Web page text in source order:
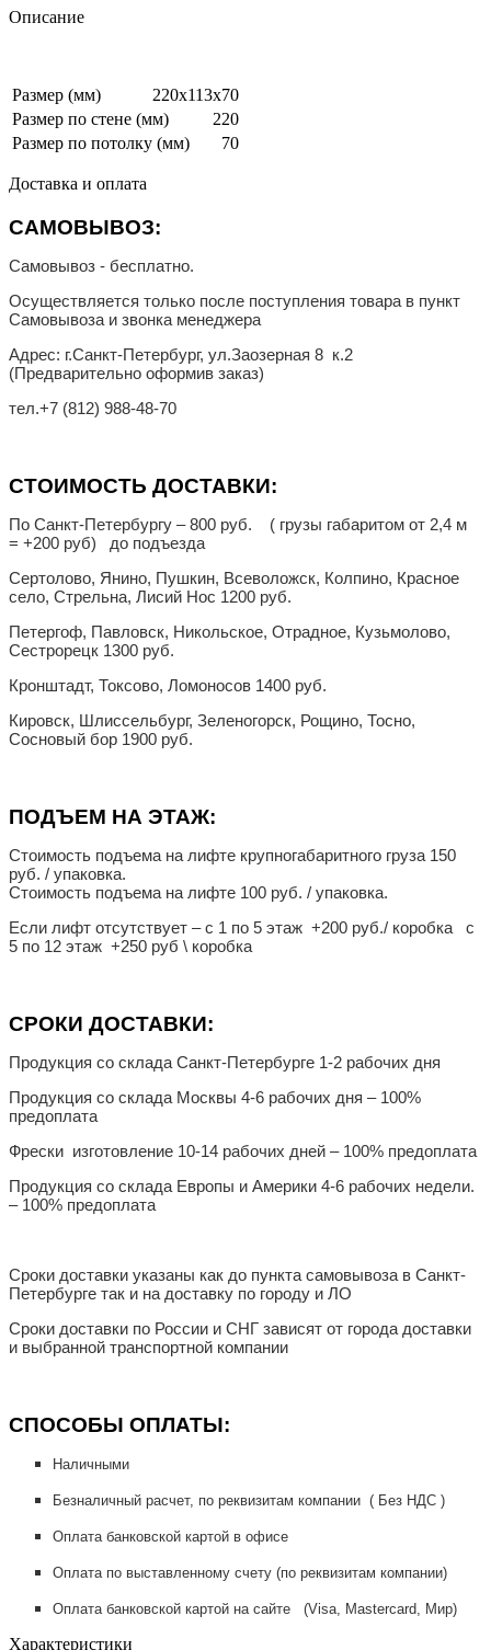
Описание
Размер (мм)
220x113x70
Размер по стене (мм) 220
Размер по потолку (мм)
70
Доставка и оплата
САМОВЫВОЗ:
Самовывоз - бесплатно.
Осуществляется только после поступления товара в пункт
Самовывоза и звонка менеджера
Адрес: г.Санкт-Петербург, ул.Заозерная 8 к.2
(Предварительно оформив заказ)
тел.+7 (812) 988-48-70
СТОИМОСТЬ ДОСТАВКИ:
По Санкт-Петербургу – 800 руб. ( грузы габаритом от 2,4 м
= +200 руб) до подъезда
Сертолово, Янино, Пушкин, Всеволожск, Колпино, Красное
село, Стрельна, Лисий Нос 1200 руб.
Петергоф, Павловск, Никольское, Отрадное, Кузьмолово,
Сестрорецк 1300 руб.
Кронштадт, Токсово, Ломоносов 1400 руб.
Кировск, Шлиссельбург, Зеленогорск, Рощино, Тосно,
Сосновый бор 1900 руб.
ПОДЪЕМ НА ЭТАЖ:
Стоимость подъема на лифте крупногабаритного груза 150
руб. / упаковка.
Стоимость подъема на лифте 100 руб. / упаковка.
Если лифт отсутствует – с 1 по 5 этаж +200 руб./ коробка с
5 по 12 этаж +250 руб \ коробка
СРОКИ ДОСТАВКИ:
Продукция со склада Санкт-Петербурге 1-2 рабочих дня
Продукция со склада Москвы 4-6 рабочих дня – 100%
предоплата
Фрески изготовление 10-14 рабочих дней – 100% предоплата
Продукция со склада Европы и Америки 4-6 рабочих недели.
– 100% предоплата
Сроки доставки указаны как до пункта самовывоза в Санкт-
Петербурге так и на доставку по городу и ЛО
Сроки доставки по России и СНГ зависят от города доставки
и выбранной транспортной компании
СПОСОБЫ ОПЛАТЫ:
Наличными
Безналичный расчет, по реквизитам компании ( Без НДС )
Оплата банковской картой в офисе
Оплата по выставленному счету (по реквизитам компании)
Оплата банковской картой на сайте (Visa, Mastercard, Мир)
Характеристики